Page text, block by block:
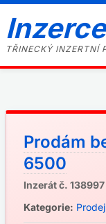
Inzerce
TŘINECKÝ INZERTNÍ
Prodám
6500
Inzerát č. 138997
Kategorie: Prodej